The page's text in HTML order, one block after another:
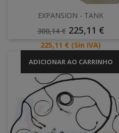
EXPANSION - TANK
Preço
300,14 € Preço
225,11 €
Preço
225,11 € (Sin IVA)
ADICIONAR AO CARRINHO